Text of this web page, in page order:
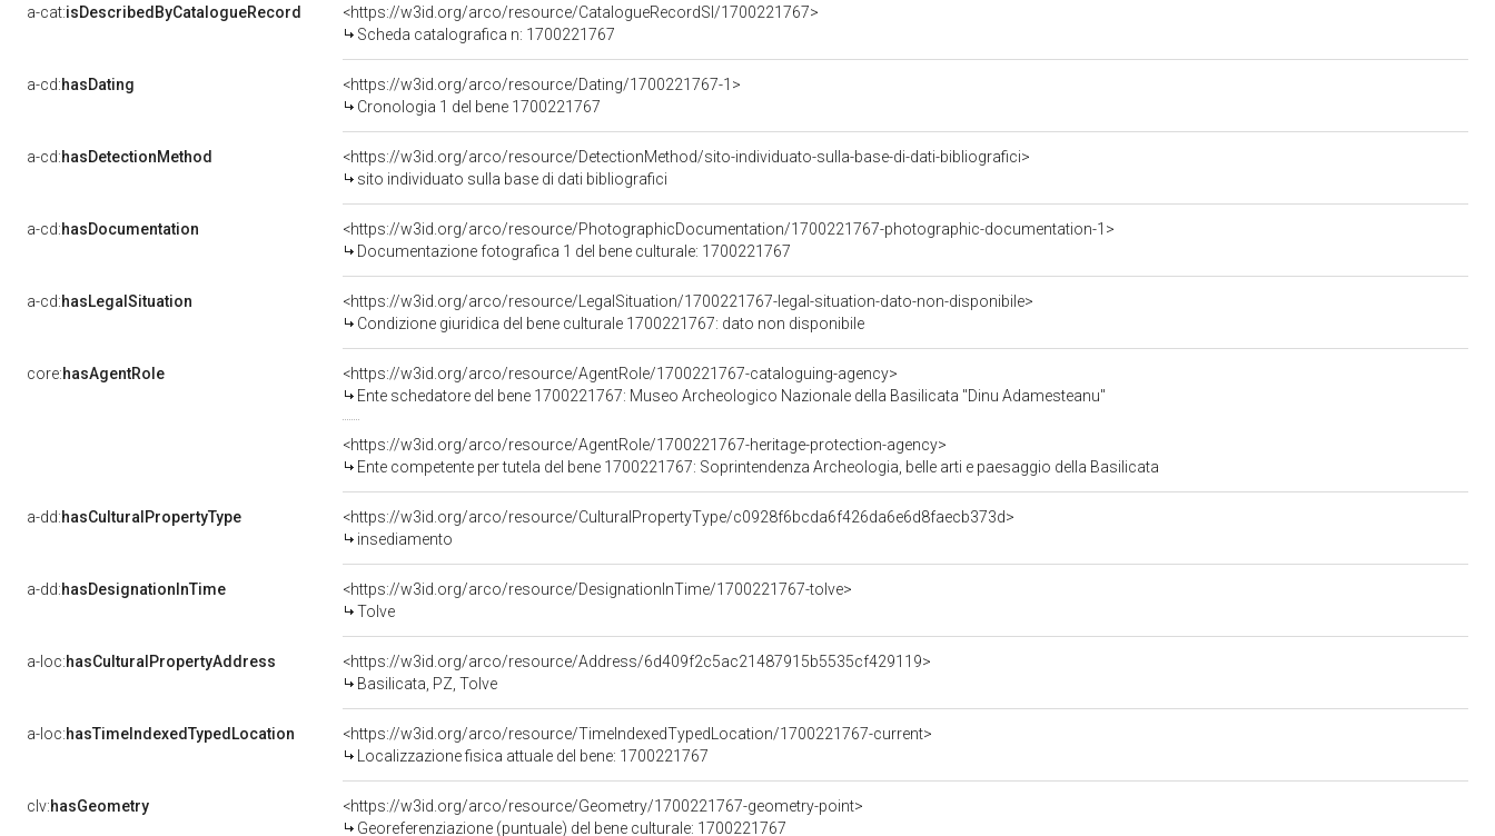
a-cat:isDescribedByCatalogueRecord
<https://w3id.org/arco/resource/CatalogueRecordSI/1700221767>
Scheda catalografica n: 1700221767
a-cd:hasDating
<https://w3id.org/arco/resource/Dating/1700221767-1>
Cronologia 1 del bene 1700221767
a-cd:hasDetectionMethod
<https://w3id.org/arco/resource/DetectionMethod/sito-individuato-sulla-base-di-dati-bibliografici>
sito individuato sulla base di dati bibliografici
a-cd:hasDocumentation
<https://w3id.org/arco/resource/PhotographicDocumentation/1700221767-photographic-documentation-1>
Documentazione fotografica 1 del bene culturale: 1700221767
a-cd:hasLegalSituation
<https://w3id.org/arco/resource/LegalSituation/1700221767-legal-situation-dato-non-disponibile>
Condizione giuridica del bene culturale 1700221767: dato non disponibile
core:hasAgentRole
<https://w3id.org/arco/resource/AgentRole/1700221767-cataloguing-agency>
Ente schedatore del bene 1700221767: Museo Archeologico Nazionale della Basilicata "Dinu Adamesteanu"
<https://w3id.org/arco/resource/AgentRole/1700221767-heritage-protection-agency>
Ente competente per tutela del bene 1700221767: Soprintendenza Archeologia, belle arti e paesaggio della Basilicata
a-dd:hasCulturalPropertyType
<https://w3id.org/arco/resource/CulturalPropertyType/c0928f6bcda6f426da6e6d8faecb373d>
insediamento
a-dd:hasDesignationInTime
<https://w3id.org/arco/resource/DesignationInTime/1700221767-tolve>
Tolve
a-loc:hasCulturalPropertyAddress
<https://w3id.org/arco/resource/Address/6d409f2c5ac21487915b5535cf429119>
Basilicata, PZ, Tolve
a-loc:hasTimeIndexedTypedLocation
<https://w3id.org/arco/resource/TimeIndexedTypedLocation/1700221767-current>
Localizzazione fisica attuale del bene: 1700221767
clv:hasGeometry
<https://w3id.org/arco/resource/Geometry/1700221767-geometry-point>
Georeferenziazione (puntuale) del bene culturale: 1700221767